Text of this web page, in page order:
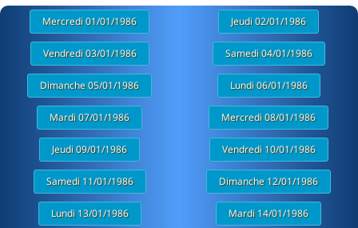
Mercredi 01/01/1986 Jeudi 02/01/1986
Vendredi 03/01/1986 Samedi 04/01/1986
Dimanche 05/01/1986 Lundi 06/01/1986
Mardi 07/01/1986 Mercredi 08/01/1986
Jeudi 09/01/1986 Vendredi 10/01/1986
Samedi 11/01/1986 Dimanche 12/01/1986
Lundi 13/01/1986 Mardi 14/01/1986